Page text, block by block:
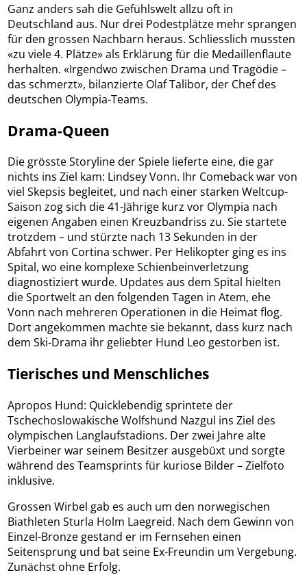
Ganz anders sah die Gefühlswelt allzu oft in
Deutschland aus. Nur drei Podestplätze mehr sprangen
für den grossen Nachbarn heraus. Schliesslich mussten
«zu viele 4. Plätze» als Erklärung für die Medaillenflaute
herhalten. «Irgendwo zwischen Drama und Tragödie –
das schmerzt», bilanzierte Olaf Talibor, der Chef des
deutschen Olympia-Teams.
Drama-Queen
Die grösste Storyline der Spiele lieferte eine, die gar
nichts ins Ziel kam: Lindsey Vonn. Ihr Comeback war von
viel Skepsis begleitet, und nach einer starken Weltcup-
Saison zog sich die 41-Jährige kurz vor Olympia nach
eigenen Angaben einen Kreuzbandriss zu. Sie startete
trotzdem – und stürzte nach 13 Sekunden in der
Abfahrt von Cortina schwer. Per Helikopter ging es ins
Spital, wo eine komplexe Schienbeinverletzung
diagnostiziert wurde. Updates aus dem Spital hielten
die Sportwelt an den folgenden Tagen in Atem, ehe
Vonn nach mehreren Operationen in die Heimat flog.
Dort angekommen machte sie bekannt, dass kurz nach
dem Ski-Drama ihr geliebter Hund Leo gestorben ist.
Tierisches und Menschliches
Apropos Hund: Quicklebendig sprintete der
Tschechoslowakische Wolfshund Nazgul ins Ziel des
olympischen Langlaufstadions. Der zwei Jahre alte
Vierbeiner war seinem Besitzer ausgebüxt und sorgte
während des Teamsprints für kuriose Bilder – Zielfoto
inklusive.
Grossen Wirbel gab es auch um den norwegischen
Biathleten Sturla Holm Laegreid. Nach dem Gewinn von
Einzel-Bronze gestand er im Fernsehen einen
Seitensprung und bat seine Ex-Freundin um Vergebung.
Zunächst ohne Erfolg.